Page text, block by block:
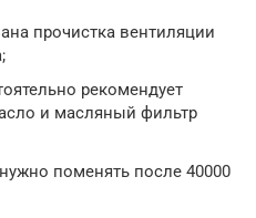
прочистка вентиляции
рекомендует
и масляный фильтр
поменять после 40000